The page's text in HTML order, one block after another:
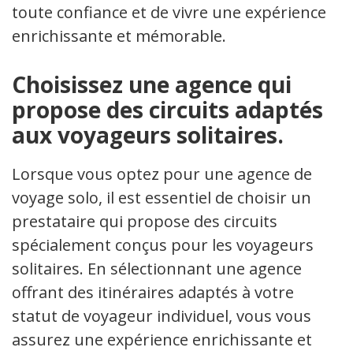
toute confiance et de vivre une expérience
enrichissante et mémorable.
Choisissez une agence qui
propose des circuits adaptés
aux voyageurs solitaires.
Lorsque vous optez pour une agence de
voyage solo, il est essentiel de choisir un
prestataire qui propose des circuits
spécialement conçus pour les voyageurs
solitaires. En sélectionnant une agence
offrant des itinéraires adaptés à votre
statut de voyageur individuel, vous vous
assurez une expérience enrichissante et